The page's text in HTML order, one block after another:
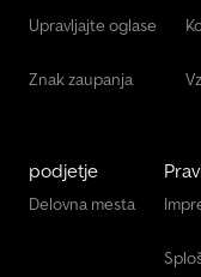
Upravljajte oglase
Znak zaupanja
podjetje
Delovna mesta